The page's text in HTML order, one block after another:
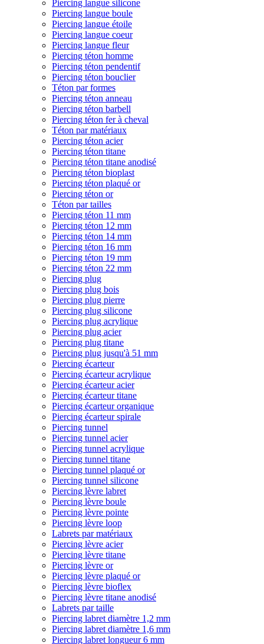
Piercing langue silicone
Piercing langue boule
Piercing langue étoile
Piercing langue coeur
Piercing langue fleur
Piercing téton homme
Piercing téton pendentif
Piercing téton bouclier
Téton par formes
Piercing téton anneau
Piercing téton barbell
Piercing téton fer à cheval
Téton par matériaux
Piercing téton acier
Piercing téton titane
Piercing téton titane anodisé
Piercing téton bioplast
Piercing téton plaqué or
Piercing téton or
Téton par tailles
Piercing téton 11 mm
Piercing téton 12 mm
Piercing téton 14 mm
Piercing téton 16 mm
Piercing téton 19 mm
Piercing téton 22 mm
Piercing plug
Piercing plug bois
Piercing plug pierre
Piercing plug silicone
Piercing plug acrylique
Piercing plug acier
Piercing plug titane
Piercing plug jusqu'à 51 mm
Piercing écarteur
Piercing écarteur acrylique
Piercing écarteur acier
Piercing écarteur titane
Piercing écarteur organique
Piercing écarteur spirale
Piercing tunnel
Piercing tunnel acier
Piercing tunnel acrylique
Piercing tunnel titane
Piercing tunnel plaqué or
Piercing tunnel silicone
Piercing lèvre labret
Piercing lèvre boule
Piercing lèvre pointe
Piercing lèvre loop
Labrets par matériaux
Piercing lèvre acier
Piercing lèvre titane
Piercing lèvre or
Piercing lèvre plaqué or
Piercing lèvre bioflex
Piercing lèvre titane anodisé
Labrets par taille
Piercing labret diamètre 1,2 mm
Piercing labret diamètre 1,6 mm
Piercing labret longueur 6 mm